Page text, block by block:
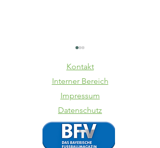
SV Kasing -
VfB II
Kontakt
Interner Bereich
Impressum
Datenschutz